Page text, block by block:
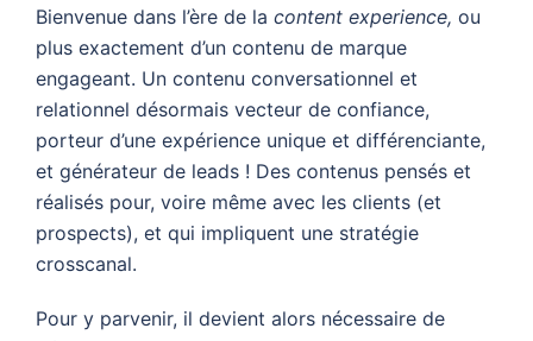
Bienvenue dans l’ère de la content experience, ou
plus exactement d’un contenu de marque
engageant. Un contenu conversationnel et
relationnel désormais vecteur de confiance,
porteur d’une expérience unique et différenciante,
et générateur de leads ! Des contenus pensés et
réalisés pour, voire même avec les clients (et
prospects), et qui impliquent une stratégie
crosscanal.
Pour y parvenir, il devient alors nécessaire de